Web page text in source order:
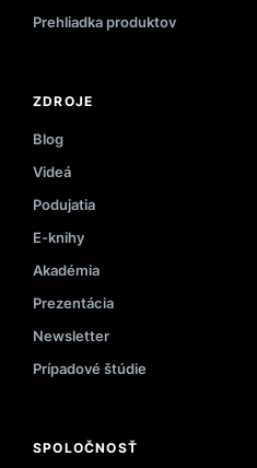
Prehliadka produktov
ZDROJE
Blog
Videá
Podujatia
E-knihy
Akadémia
Prezentácia
Newsletter
Prípadové štúdie
SPOLOČNOSŤ